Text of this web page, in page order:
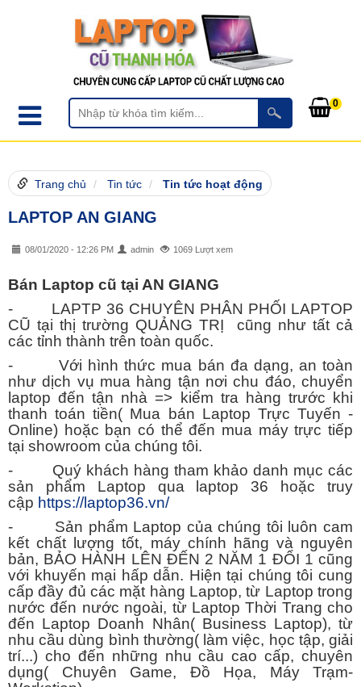
0
Trang chủ Tin tức Tin tức hoạt động
LAPTOP AN GIANG
08/01/2020 - 12:26 PM admin 1069 Lượt xem
Bán Laptop cũ tại AN GIANG
- LAPTP 36 CHUYÊN PHÂN PHỐI LAPTOP
CŨ tại thị trường QUẢNG TRỊ cũng như tất cả
các tỉnh thành trên toàn quốc.
- Với hình thức mua bán đa dạng, an toàn
như dịch vụ mua hàng tận nơi chu đáo, chuyển
laptop đến tận nhà => kiểm tra hàng trước khi
thanh toán tiền( Mua bán Laptop Trực Tuyến -
Online) hoặc bạn có thể đến mua máy trực tiếp
tại showroom của chúng tôi.
- Quý khách hàng tham khảo danh mục các
sản phẩm Laptop qua laptop 36 hoặc truy
cập https://laptop36.vn/
- Sản phẩm Laptop của chúng tôi luôn cam
kết chất lượng tốt, máy chính hãng và nguyên
bản, BẢO HÀNH LÊN ĐẾN 2 NĂM 1 ĐỔI 1 cũng
với khuyến mại hấp dẫn. Hiện tại chúng tôi cung
cấp đầy đủ các mặt hàng Laptop, từ Laptop trong
nước đến nước ngoài, từ Laptop Thời Trang cho
đến Laptop Doanh Nhân( Business Laptop), từ
nhu cầu dùng bình thường( làm việc, học tập, giải
trí...) cho đến những nhu cầu cao cấp, chuyên
dụng( Chuyên Game, Đồ Họa, Máy Trạm-